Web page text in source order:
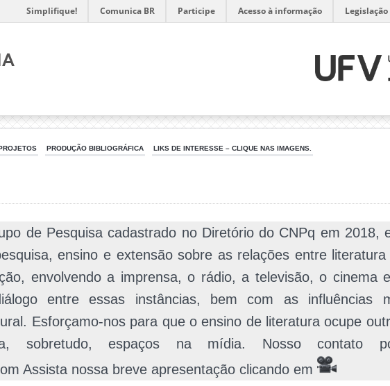
Simplifique! Comunica BR Participe Acesso à informação Legislação
PRODUÇÃO BIBLIOGRÁFICA LIKS DE INTERESSE – CLIQUE NAS IMAGENS.
de Pesquisa cadastrado no Diretório do CNPq em 2018,
ensino e extensão sobre as relações entre
envolvendo a imprensa, o rádio, a televisão, o cinema
entre essas instâncias, bem com as influências
Esforçamo-nos para que o ensino de literatura ocupe
sobretudo, espaços na mídia. Nosso contato
Assista nossa breve apresentação clicando em